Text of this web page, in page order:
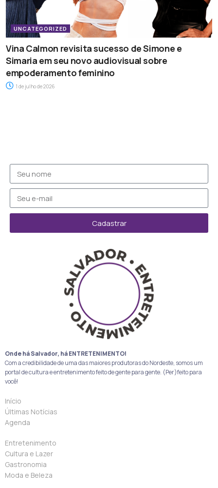
UNCATEGORIZED
Vina Calmon revisita sucesso de Simone e
Simaria em seu novo audiovisual sobre
empoderamento feminino
1 de julho de 2026
Cadastrar
Onde há Salvador, há ENTRETENIMENTO!
Com a credibilidade de uma das maiores produtoras do Nordeste, somos um
portal de cultura e entretenimento feito de gente para gente. (Per)feito para
você!
Início
Últimas Notícias
Agenda
Entretenimento
Cultura e Lazer
Gastronomia
Moda e Beleza